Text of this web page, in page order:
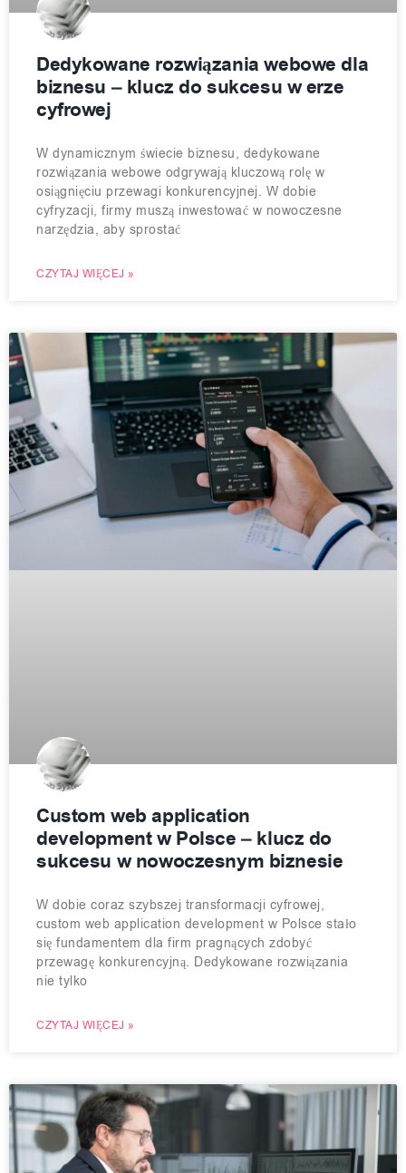
Dedykowane rozwiązania webowe dla
biznesu – klucz do sukcesu w erze
cyfrowej
W dynamicznym świecie biznesu, dedykowane
rozwiązania webowe odgrywają kluczową rolę w
osiągnięciu przewagi konkurencyjnej. W dobie
cyfryzacji, firmy muszą inwestować w nowoczesne
narzędzia, aby sprostać
CZYTAJ WIĘCEJ »
Custom web application
development w Polsce – klucz do
sukcesu w nowoczesnym biznesie
W dobie coraz szybszej transformacji cyfrowej,
custom web application development w Polsce stało
się fundamentem dla firm pragnących zdobyć
przewagę konkurencyjną. Dedykowane rozwiązania
nie tylko
CZYTAJ WIĘCEJ »